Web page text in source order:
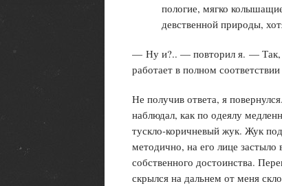
пологие, мягко
девственной природы,
— Ну и?.. — повторил я. — Так,
работает в полном
Не получив ответа, я
наблюдал, как по одеялу
тускло-коричневый жук. Жук
методично, на его лице
собственного достоинства.
скрылся на дальнем от меня